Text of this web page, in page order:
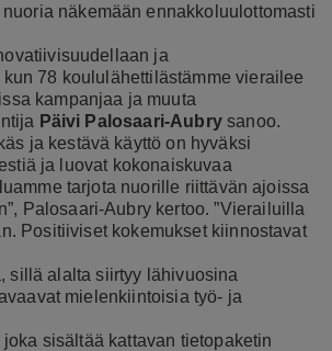
näkemään ennakkoluulottomasti
ja
78 koululähettilästämme vierailee
kampanjaa ja muuta
Päivi Palosaari-Aubrysanoo.
ja kestävä käyttö on hyväksi
ja luovat kokonaiskuvaa
tarjota nuorille riittävän ajoissa
Palosaari-Aubry kertoo. ”Vierailuilla
Positiiviset kokemukset kiinnostavat
sillä alalta siirtyy lähivuosina
mielenkiintoisia työ- ja
sisältää kattavan tietopaketin